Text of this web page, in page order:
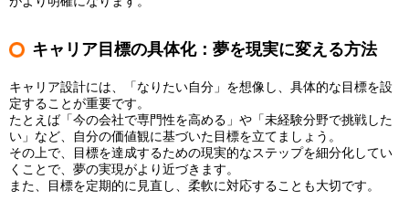
キャリア目標の具体化：夢を現実に変える方法
キャリア設計には、「なりたい自分」を想像し、具体的な目標を設
定することが重要です。
たとえば「今の会社で専門性を高める」や「未経験分野で挑戦した
い」など、自分の価値観に基づいた目標を立てましょう。
その上で、目標を達成するための現実的なステップを細分化してい
くことで、夢の実現がより近づきます。
また、目標を定期的に見直し、柔軟に対応することも大切です。